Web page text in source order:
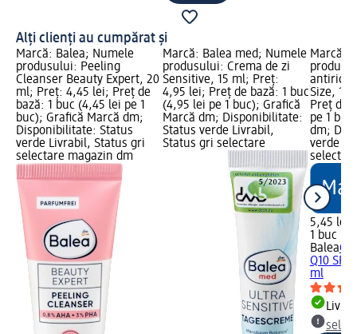
Alți clienți au cumpărat și
Marcă: Balea; Numele
produsului: Peeling
Cleanser Beauty Expert, 20
ml; Preț: 4,45 lei; Preț de
bază: 1 buc (4,45 lei pe 1
buc); Grafică Marcă dm;
Disponibilitate: Status
verde Livrabil, Status gri
selectare magazin dm
Marcă: Balea med; Numele
produsului: Crema de zi
Sensitive, 15 ml; Preț:
4,95 lei; Preț de bază: 1 buc
(4,95 lei pe 1 buc); Grafică
Marcă dm; Disponibilitate:
Status verde Livrabil,
Status gri selectare
Marcă:
antirid
Size, 15
Preț de
pe 1
dm;
verde
5,45 lei
1 buc
Balea
Q10
ml